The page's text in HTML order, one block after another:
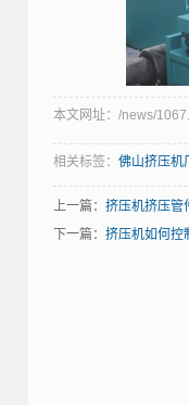
本文网址：/news/
相关标签：佛山挤压机
上一篇：挤压机挤压管
下一篇：挤压机如何控